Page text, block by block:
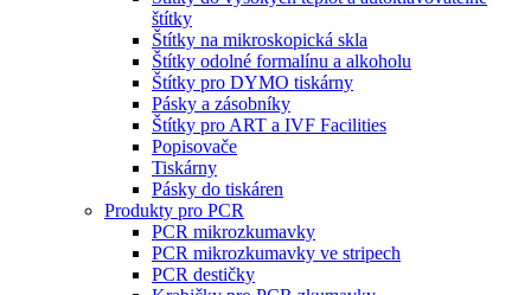
štítky
Štítky na mikroskopická skla
Štítky odolné formalínu a alkoholu
Štítky pro DYMO tiskárny
Pásky a zásobníky
Štítky pro ART a IVF Facilities
Popisovače
Tiskárny
Pásky do tiskáren
Produkty pro PCR
PCR mikrozkumavky
PCR mikrozkumavky ve stripech
PCR destičky